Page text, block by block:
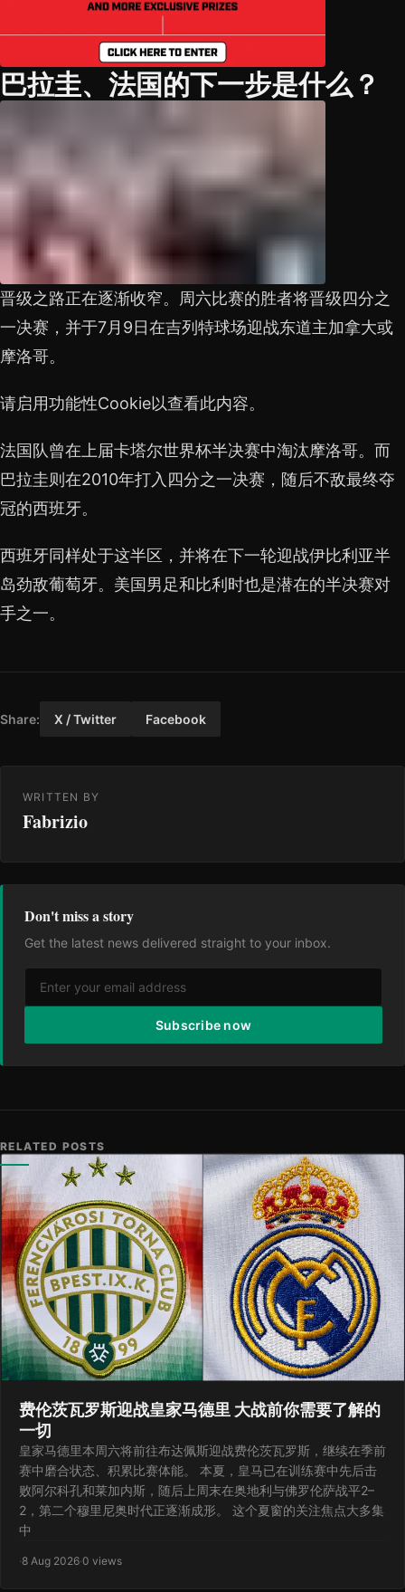
巴拉圭、法国的下一步是什么？
晋级之路正在逐渐收窄。周六比赛的胜者将晋级四分之
一决赛，并于7月9日在吉列特球场迎战东道主加拿大或
摩洛哥。
请启用功能性Cookie以查看此内容。
法国队曾在上届卡塔尔世界杯半决赛中淘汰摩洛哥。而
巴拉圭则在2010年打入四分之一决赛，随后不敌最终夺
冠的西班牙。
西班牙同样处于这半区，并将在下一轮迎战伊比利亚半
岛劲敌葡萄牙。美国男足和比利时也是潜在的半决赛对
手之一。
Share: X / Twitter Facebook
WRITTEN BY
Fabrizio
Don't miss a story
Get the latest news delivered straight to your inbox.
Subscribe now
RELATED POSTS
费伦茨瓦罗斯迎战皇家马德里 大战前你需要了解的
一切
皇家马德里本周六将前往布达佩斯迎战费伦茨瓦罗斯，继续在季前
赛中磨合状态、积累比赛体能。 本夏，皇马已在训练赛中先后击
败阿尔科孔和莱加内斯，随后上周末在奥地利与佛罗伦萨战平2–
2，第二个穆里尼奥时代正逐渐成形。 这个夏窗的关注焦点大多集
中
·8 Aug 2026·0 views